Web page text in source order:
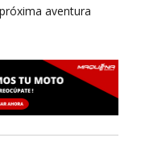
aventura